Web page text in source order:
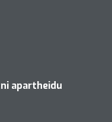
apartheidu